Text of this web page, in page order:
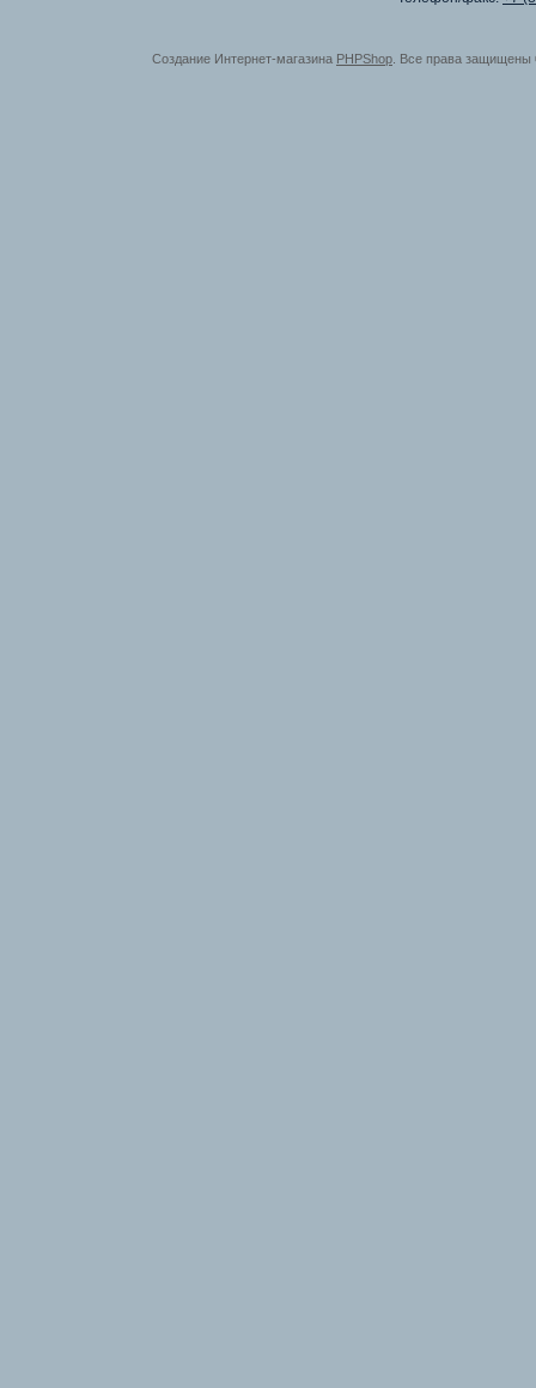
Создание Интернет-магазина PHPShop . Все права защищены